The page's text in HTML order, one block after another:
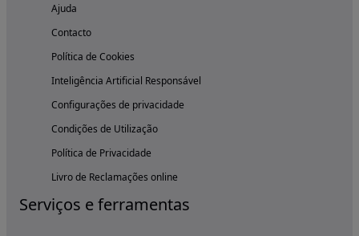
Ajuda
Contacto
Política de Cookies
Inteligência Artificial Responsável
Configurações de privacidade
Condições de Utilização
Política de Privacidade
Livro de Reclamações online
Serviços e ferramentas